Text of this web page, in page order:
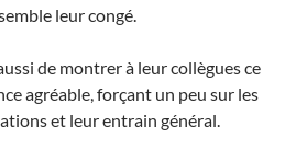
leur congé.
de montrer à leur collègues ce
agréable, forçant un peu sur les
et leur entrain général.